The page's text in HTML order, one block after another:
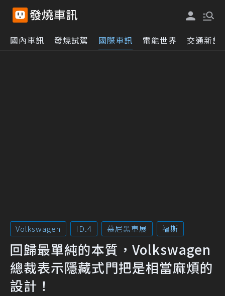
國內車訊 發燒試駕 國際車訊 電能世界 交通新訊
Volkswagen ID.4 慕尼黑車展 福斯
回歸最單純的本質，Volkswagen
總裁表示隱藏式門把是相當麻煩的
設計！